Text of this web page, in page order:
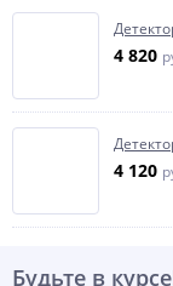
4 820
4 120
Будьте в